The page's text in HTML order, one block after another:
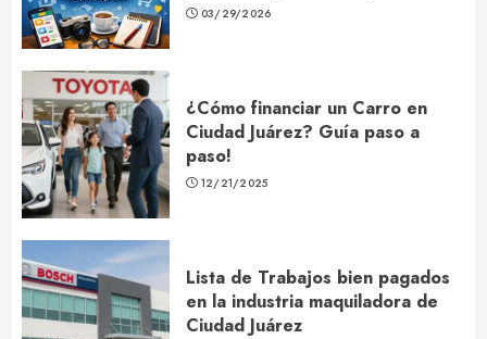
03/29/2026
¿Cómo financiar un Carro en
Ciudad Juárez? Guía paso a
paso!
12/21/2025
Lista de Trabajos bien pagados
en la industria maquiladora de
Ciudad Juárez